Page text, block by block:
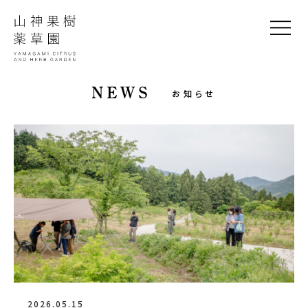
NEWS お知らせ
2026.05.15